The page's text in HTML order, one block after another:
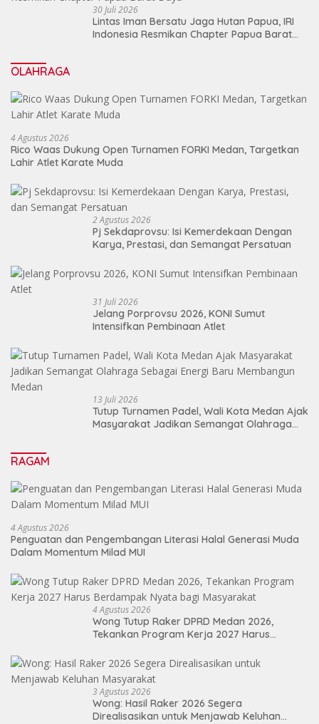
30 Juli 2026
Lintas Iman Bersatu Jaga Hutan Papua, IRI
Indonesia Resmikan Chapter Papua Barat
OLAHRAGA
4 Agustus 2026
Rico Waas Dukung Open Turnamen FORKI Medan, Targetkan
Lahir Atlet Karate Muda
2 Agustus 2026
Pj Sekdaprovsu: Isi Kemerdekaan Dengan
Karya, Prestasi, dan Semangat Persatuan
31 Juli 2026
Jelang Porprovsu 2026, KONI Sumut
Intensifkan Pembinaan Atlet
13 Juli 2026
Tutup Turnamen Padel, Wali Kota Medan Ajak
Masyarakat Jadikan Semangat Olahraga
RAGAM
4 Agustus 2026
Penguatan dan Pengembangan Literasi Halal Generasi Muda
Dalam Momentum Milad MUI
4 Agustus 2026
Wong Tutup Raker DPRD Medan 2026,
Tekankan Program Kerja 2027 Harus
3 Agustus 2026
Wong: Hasil Raker 2026 Segera
Direalisasikan untuk Menjawab Keluhan